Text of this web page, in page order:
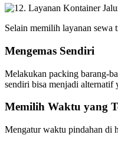
Selain memilih layanan sewa
Mengemas Sendiri
Melakukan packing barang-
sendiri bisa menjadi alternatif
Memilih Waktu yang
Mengatur waktu pindahan di